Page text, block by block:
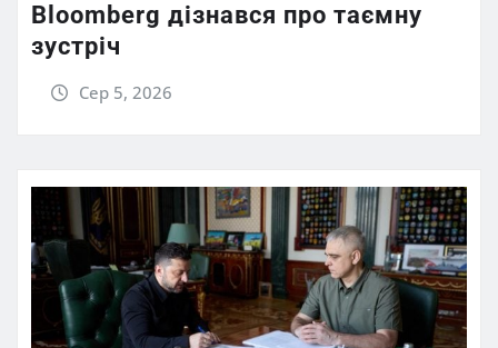
Bloomberg дізнався про таємну
зустріч
Сер 5, 2026